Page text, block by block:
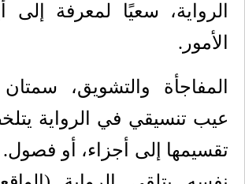
الرواية، سعيًا لمعرفة إلى
الأمور.
المفاجأة والتشويق،
عيب تنسيقي في الرواية
تقسيمها إلى أجزاء، أو فصول.